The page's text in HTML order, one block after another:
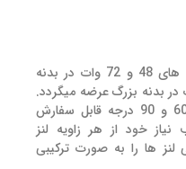
پروژکتور های لنز دار آیون در توان های 48 و 72 وات در بدنه
های 96 و 144 وات در بدنه بزرگ عرضه میگردد.
این پروژکتور ها با لنز های 30 ، 60 و 90 درجه قابل سفارش
خود از هر زاویه لنز
ها را به صورت ترکیبی